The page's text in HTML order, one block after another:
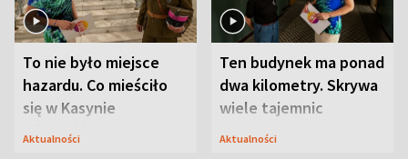
To nie było miejsce
hazardu. Co mieściło
się w Kasynie
Oficerskim?
Aktualności
Ten budynek ma ponad
dwa kilometry. Skrywa
wiele tajemnic
Aktualności